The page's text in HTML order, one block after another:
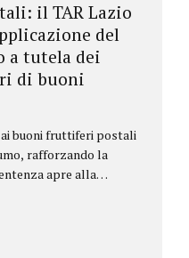
il TAR Lazio
del
a tutela dei
di buoni
buoni fruttiferi postali
rafforzando la
apre alla
di informazioni